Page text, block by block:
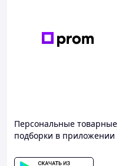
Персональные товарные
подборки в приложении